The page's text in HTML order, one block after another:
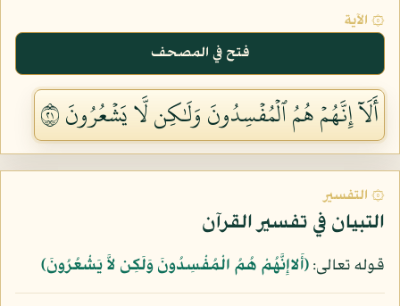
۞ الآية
فتح في المصحف
أَلَآ إِنَّهُمۡ هُمُ ٱلۡمُفۡسِدُونَ وَلَٰكِن لَّا يَشۡعُرُونَ ١٢
۞ التفسير
التبيان في تفسير القرآن
قوله تعالى:﴿أَلاإِنَّهُمْ هُمُ الْمُفْسِدُونَ وَلَكِن لاَّ يَشْعُرُونَ﴾